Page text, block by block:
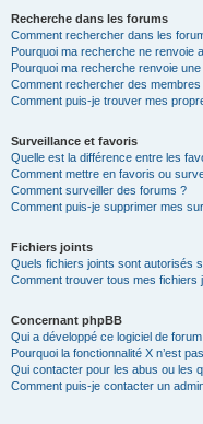
Recherche dans les forums
Comment rechercher dans les
Pourquoi ma recherche ne renvoie
Pourquoi ma recherche renvoie
Comment rechercher des membres
Comment puis-je trouver mes
Surveillance et favoris
Quelle est la différence entre les
Comment mettre en favoris ou
Comment surveiller des forums ?
Comment puis-je supprimer mes
Fichiers joints
Quels fichiers joints sont autorisés
Comment trouver tous mes fichiers
Concernant phpBB
Qui a développé ce logiciel de
Pourquoi la fonctionnalité X n’est
Qui contacter pour les abus ou les
Comment puis-je contacter un